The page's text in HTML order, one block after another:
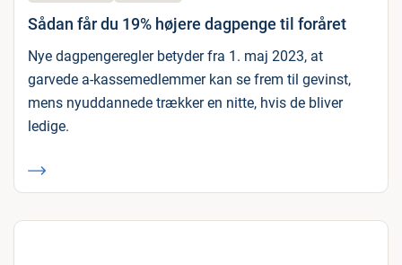
Sådan får du 19% højere dagpenge til foråret
Nye dagpengeregler betyder fra 1. maj 2023, at
garvede a-kassemedlemmer kan se frem til gevinst,
mens nyuddannede trækker en nitte, hvis de bliver
ledige.